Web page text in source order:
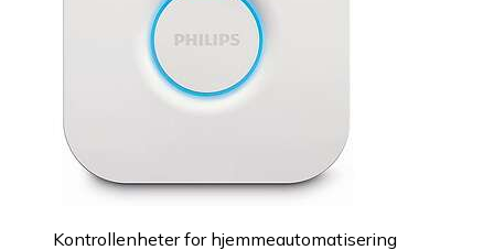
Kontrollenheter for hjemmeautomatisering